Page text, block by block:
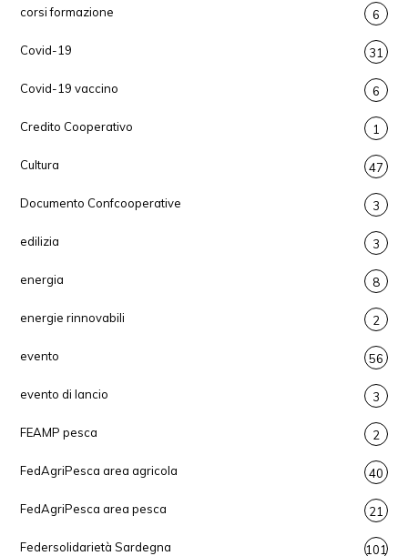
corsi formazione 6
Covid-19 31
Covid-19 vaccino 6
Credito Cooperativo 1
Cultura 47
Documento Confcooperative 3
edilizia 3
energia 8
energie rinnovabili 2
evento 56
evento di lancio 3
FEAMP pesca 2
FedAgriPesca area agricola 40
FedAgriPesca area pesca 21
Federsolidarietà Sardegna 101